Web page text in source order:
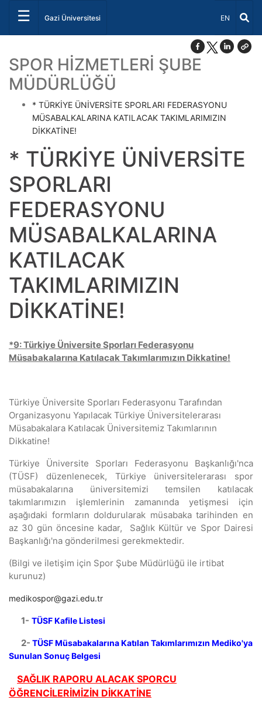
☰ Gazi Üniversitesi Dil Seçiniz
EN
SPOR HİZMETLERİ ŞUBE
MÜDÜRLÜĞÜ
* TÜRKİYE ÜNİVERSİTE SPORLARI FEDERASYONU
MÜSABALKALARINA KATILACAK TAKIMLARIMIZIN
DİKKATİNE!
* TÜRKİYE ÜNİVERSİTE
SPORLARI
FEDERASYONU
MÜSABALKALARINA
KATILACAK
TAKIMLARIMIZIN
DİKKATİNE!
*9: Türkiye Üniversite Sporları Federasyonu
Müsabakalarına Katılacak Takımlarımızın Dikkatine!
Türkiye Üniversite Sporları Federasyonu Tarafından
Organizasyonu Yapılacak Türkiye Üniversitelerarası
Müsabakalara Katılacak Üniversitemiz Takımlarının
Dikkatine!
Türkiye Üniversite Sporları Federasyonu Başkanlığı'nca
(TÜSF) düzenlenecek, Türkiye üniversitelerarası spor
müsabakalarına üniversitemizi temsilen katılacak
takımlarımızın işlemlerinin zamanında yetişmesi için
aşağıdaki formların doldurularak müsabaka tarihinden en
az 30 gün öncesine kadar, Sağlık Kültür ve Spor Dairesi
Başkanlığı'na gönderilmesi gerekmektedir.
(Bilgi ve iletişim için Spor Şube Müdürlüğü ile irtibat
kurunuz)
medikospor@gazi.edu.tr
1- TÜSF Kafile Listesi
2- TÜSF Müsabakalarına Katılan Takımlarımızın Mediko'ya
Sunulan Sonuç Belgesi
SAĞLIK RAPORU ALACAK SPORCU
ÖĞRENCİLERİMİZİN DİKKATİNE